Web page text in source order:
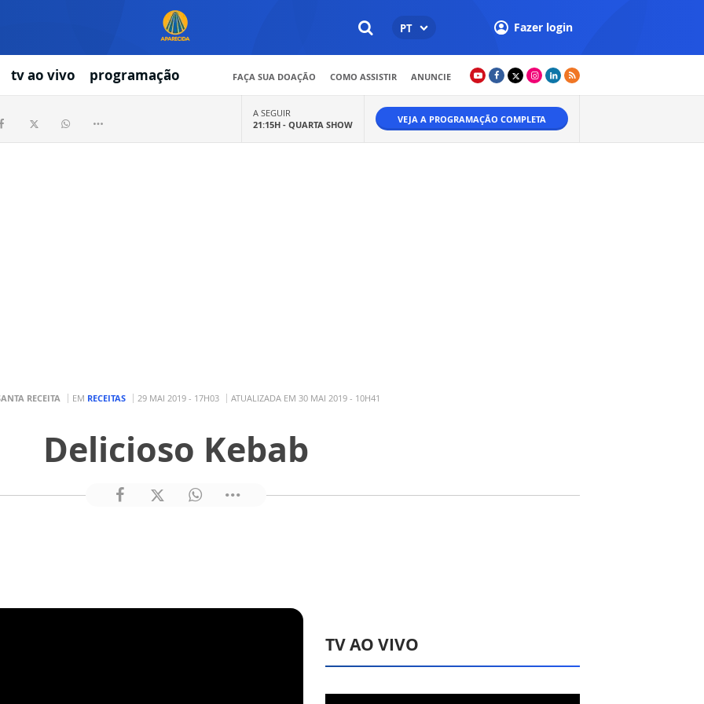
PT Fazer login
tv ao vivo programação FAÇA SUA DOAÇÃO COMO ASSISTIR ANUNCIE
A SEGUIR
21:15H - QUARTA SHOW VEJA A PROGRAMAÇÃO COMPLETA
RECEITA EM RECEITAS 29 MAI 2019 - 17H03 ATUALIZADA EM 30 MAI 2019 - 10H41
Delicioso Kebab
TV AO VIVO